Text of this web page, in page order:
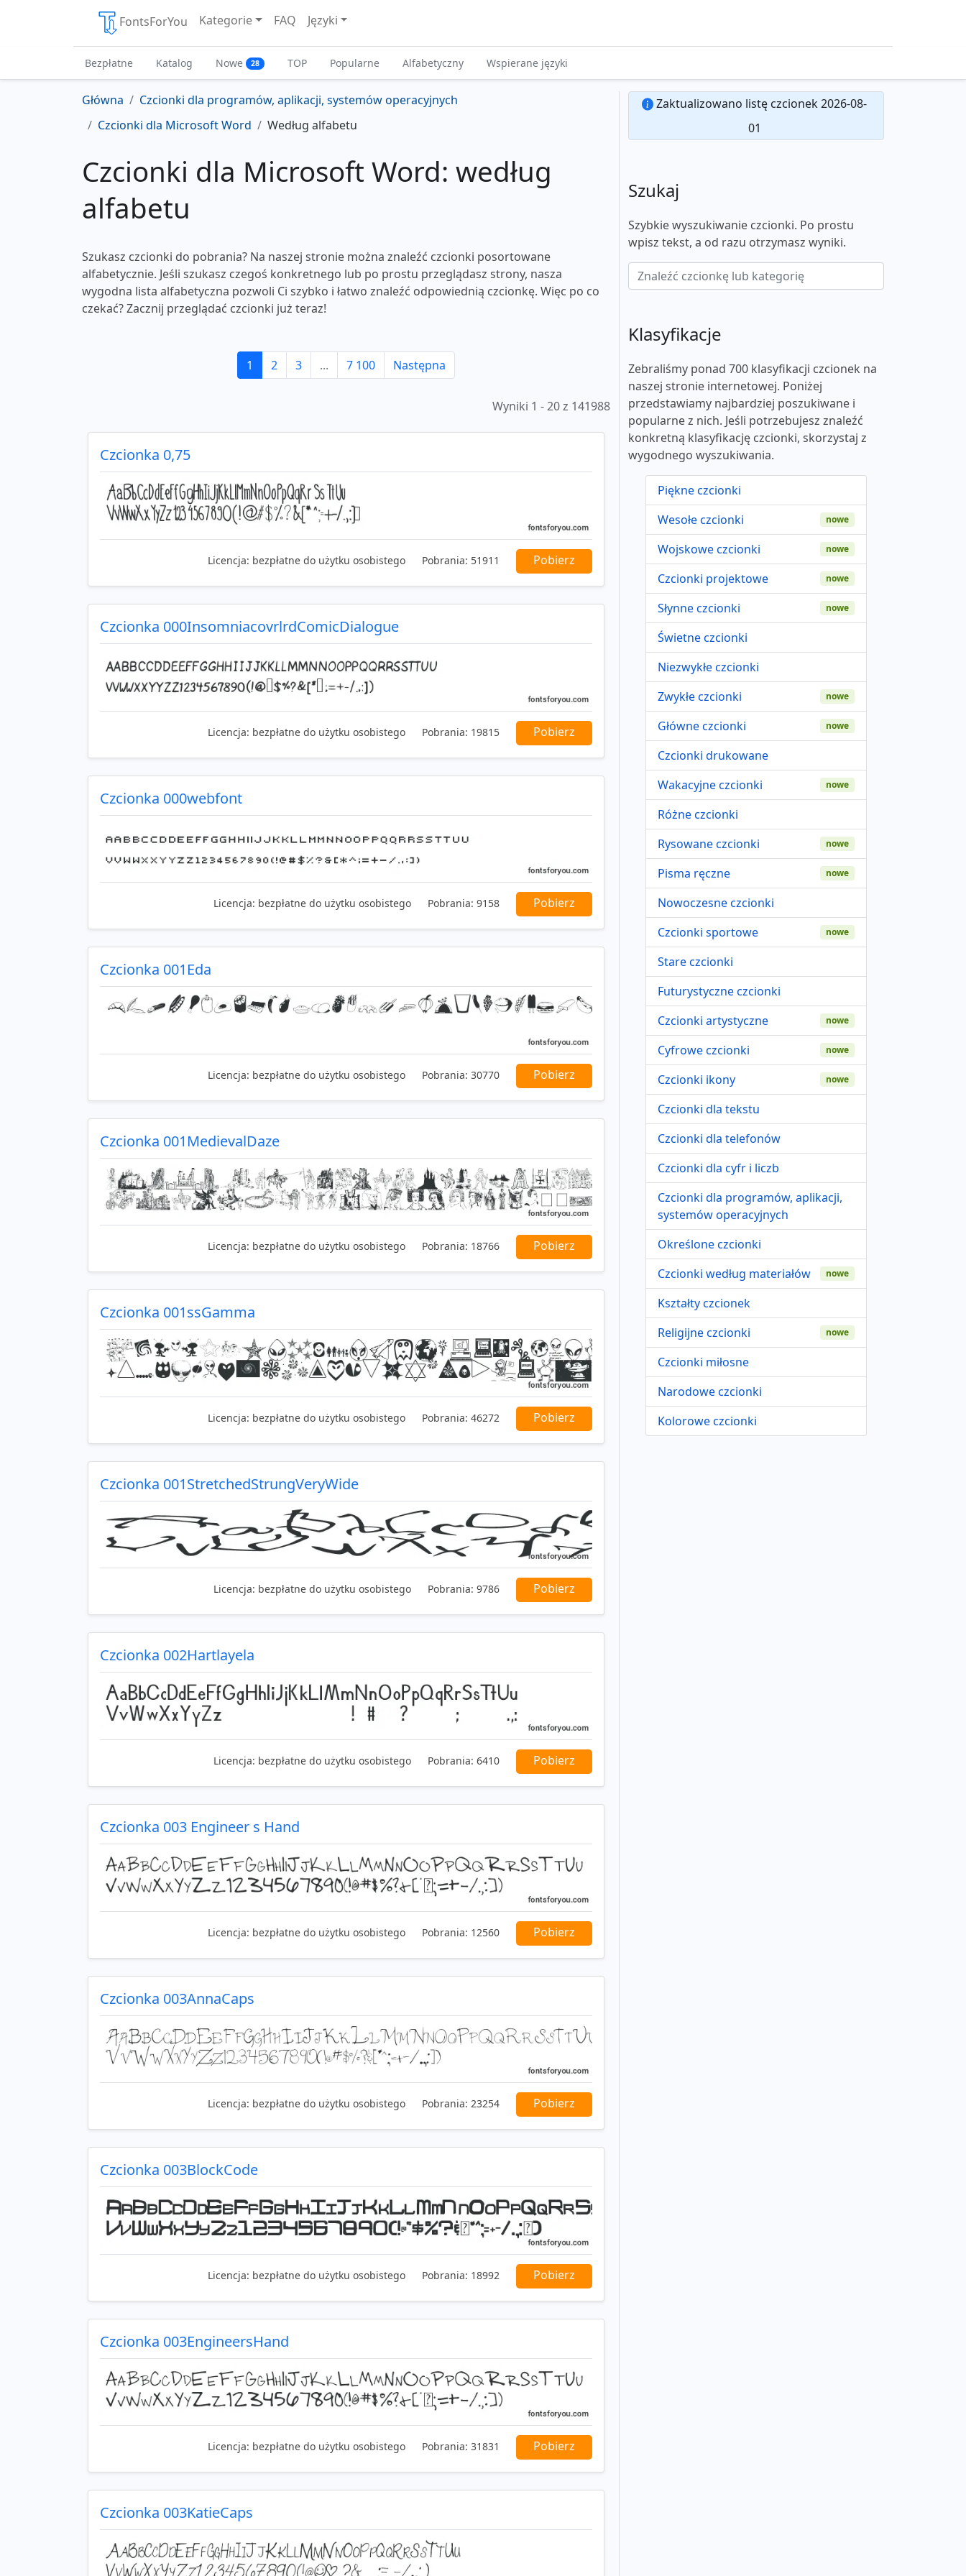
FontsForYou Kategorie FAQ Języki
Bezpłatne Katalog Nowe 28 TOP Popularne Alfabetyczny Wspierane języki
Główna
Czcionki dla programów, aplikacji, systemów operacyjnych
Czcionki dla Microsoft Word
Według alfabetu
Czcionki dla Microsoft Word: według
alfabetu
Szukasz czcionki do pobrania? Na naszej stronie można znaleźć czcionki posortowane
alfabetycznie. Jeśli szukasz czegoś konkretnego lub po prostu przeglądasz strony, nasza
wygodna lista alfabetyczna pozwoli Ci szybko i łatwo znaleźć odpowiednią czcionkę. Więc po co
czekać? Zacznij przeglądać czcionki już teraz!
1 2 3 ... 7 100 Następna
Wyniki 1 - 20 z 141988
Czcionka 0,75
Licencja: bezpłatne do użytku osobistego Pobrania: 51911 Pobierz
Czcionka 000InsomniacovrlrdComicDialogue
Licencja: bezpłatne do użytku osobistego Pobrania: 19815 Pobierz
Czcionka 000webfont
Licencja: bezpłatne do użytku osobistego Pobrania: 9158 Pobierz
Czcionka 001Eda
Licencja: bezpłatne do użytku osobistego Pobrania: 30770 Pobierz
Czcionka 001MedievalDaze
Licencja: bezpłatne do użytku osobistego Pobrania: 18766 Pobierz
Czcionka 001ssGamma
Licencja: bezpłatne do użytku osobistego Pobrania: 46272 Pobierz
Czcionka 001StretchedStrungVeryWide
Licencja: bezpłatne do użytku osobistego Pobrania: 9786 Pobierz
Czcionka 002Hartlayela
Licencja: bezpłatne do użytku osobistego Pobrania: 6410 Pobierz
Czcionka 003 Engineer s Hand
Licencja: bezpłatne do użytku osobistego Pobrania: 12560 Pobierz
Czcionka 003AnnaCaps
Licencja: bezpłatne do użytku osobistego Pobrania: 23254 Pobierz
Czcionka 003BlockCode
Licencja: bezpłatne do użytku osobistego Pobrania: 18992 Pobierz
Czcionka 003EngineersHand
Licencja: bezpłatne do użytku osobistego Pobrania: 31831 Pobierz
Czcionka 003KatieCaps
Zaktualizowano listę czcionek 2026-08-
01
Szukaj
Szybkie wyszukiwanie czcionki. Po prostu
wpisz tekst, a od razu otrzymasz wyniki.
Klasyfikacje
Zebraliśmy ponad 700 klasyfikacji czcionek na
naszej stronie internetowej. Poniżej
przedstawiamy najbardziej poszukiwane i
popularne z nich. Jeśli potrzebujesz znaleźć
konkretną klasyfikację czcionki, skorzystaj z
wygodnego wyszukiwania.
Piękne czcionki
Wesołe czcionki
nowe
Wojskowe czcionki nowe
Czcionki projektowe nowe
Słynne czcionki nowe
Świetne czcionki
Niezwykłe czcionki
Zwykłe czcionki
nowe
Główne czcionki nowe
Czcionki drukowane
Wakacyjne czcionki
nowe
Różne czcionki
Rysowane czcionki
nowe
Pisma ręczne nowe
Nowoczesne czcionki
Czcionki sportowe
nowe
Stare czcionki
Futurystyczne czcionki
Czcionki artystyczne
nowe
Cyfrowe czcionki nowe
Czcionki ikony nowe
Czcionki dla tekstu
Czcionki dla telefonów
Czcionki dla cyfr i liczb
Czcionki dla programów, aplikacji,
systemów operacyjnych
Określone czcionki
Czcionki według materiałów
nowe
Kształty czcionek
Religijne czcionki
nowe
Czcionki miłosne
Narodowe czcionki
Kolorowe czcionki